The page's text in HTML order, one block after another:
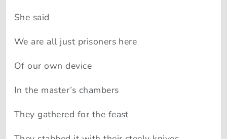
She said
We are all just prisoners here
Of our own device
In the master’s chambers
They gathered for the feast